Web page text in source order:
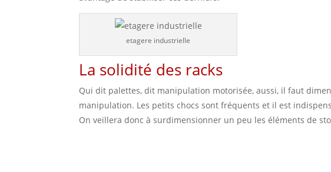
etagere industrielle
La solidité des racks
Qui dit palettes, dit manipulation motorisée, aussi, il faut
manipulation. Les petits chocs sont fréquents et il est
On veillera donc à surdimensionner un peu les éléments de